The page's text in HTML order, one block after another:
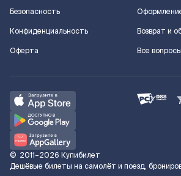
Безопасность
Конфиденциальность
Оферта
Возврат и
Все
© 2011–2026 Купибилет
Дешёвые билеты на самолёт и поезд,